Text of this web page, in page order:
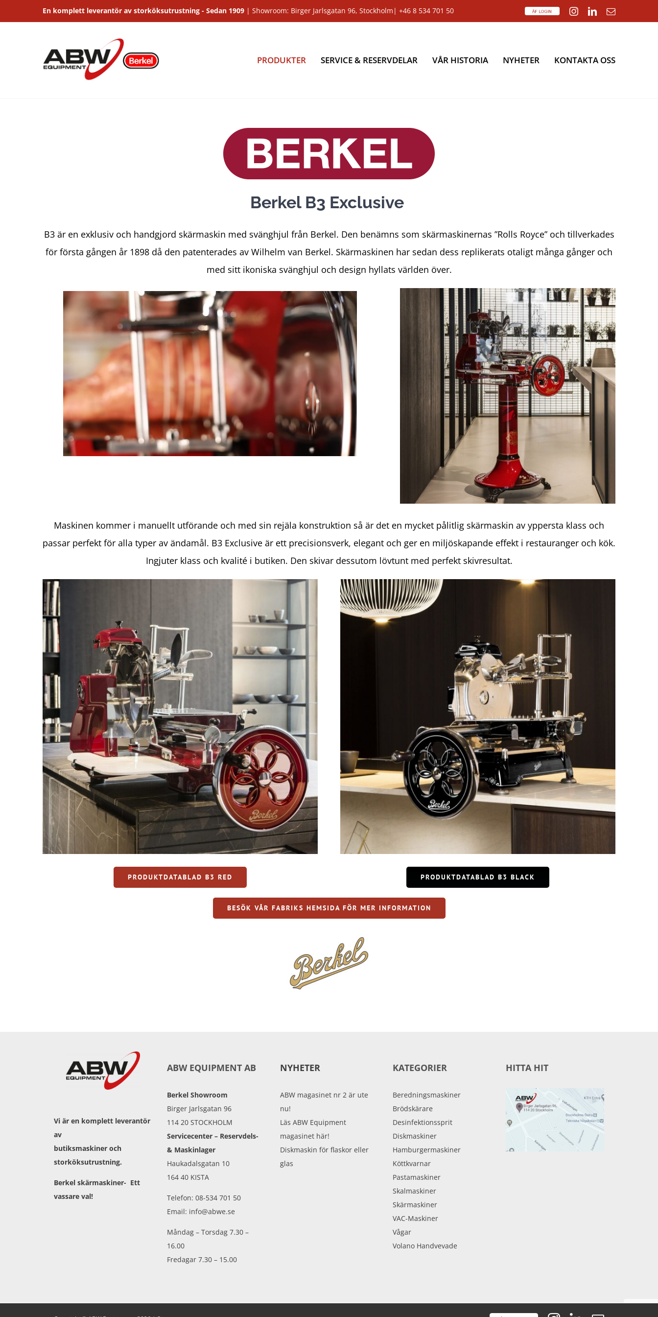
till
En komplett leverantör av storköksutrustning - Sedan 1909 | Showroom: Birger Jarlsgatan 96, Stockholm| +46 8 534 701 50
ÅF
Instagram
LinkedIn
E-
PRODUKTER SERVICE & RESERVDELAR VÅR HISTORIA NYHETER KONTAKTA OSS
Berkel B3 Exclusive
B3 är en exklusiv och handgjord skärmaskin med svänghjul från Berkel. Den benämns som skärmaskinernas ”Rolls Royce” och tillverkades
för första gången år 1898 då den patenterades av Wilhelm van Berkel. Skärmaskinen har sedan dess replikerats otaligt många gånger och
med sitt ikoniska svänghjul och design hyllats världen över.
Maskinen kommer i manuellt utförande och med sin rejäla konstruktion så är det en mycket pålitlig skärmaskin av yppersta klass och
passar perfekt för alla typer av ändamål. B3 Exclusive är ett precisionsverk, elegant och ger en miljöskapande effekt i restauranger och kök.
Ingjuter klass och kvalité i butiken. Den skivar dessutom lövtunt med perfekt skivresultat.
PRODUKTDATABLAD B3 RED PRODUKTDATABLAD B3 BLACK
BESÖK VÅR FABRIKS HEMSIDA FÖR MER INFORMATION
Vi är en komplett leverantör
av
butiksmaskiner och
storköksutrustning.
Berkel skärmaskiner- Ett
vassare val!
ABW EQUIPMENT AB
Berkel Showroom
Birger Jarlsgatan 96
114 20 STOCKHOLM
Servicecenter – Reservdels-
& Maskinlager
Haukadalsgatan 10
164 40 KISTA
Telefon: 08-534 701 50
Email: info@abwe.se
Måndag – Torsdag 7.30 –
16.00
Fredagar 7.30 – 15.00
NYHETER
ABW magasinet nr 2 är ute
nu!
Läs ABW Equipment
magasinet här!
Diskmaskin för flaskor eller
glas
KATEGORIER
Beredningsmaskiner
Brödskärare
Desinfektionssprit
Diskmaskiner
Hamburgermaskiner
Köttkvarnar
Pastamaskiner
Skalmaskiner
Skärmaskiner
VAC-Maskiner
Vågar
Volano Handvevade
HITTA HIT